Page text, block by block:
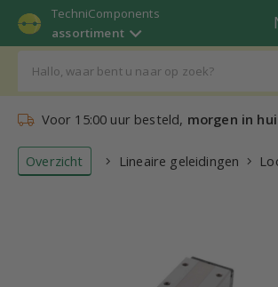
TechniComponents
assortiment
Voor 15:00 uur besteld, morgen in
Overzicht Lineaire geleidingen